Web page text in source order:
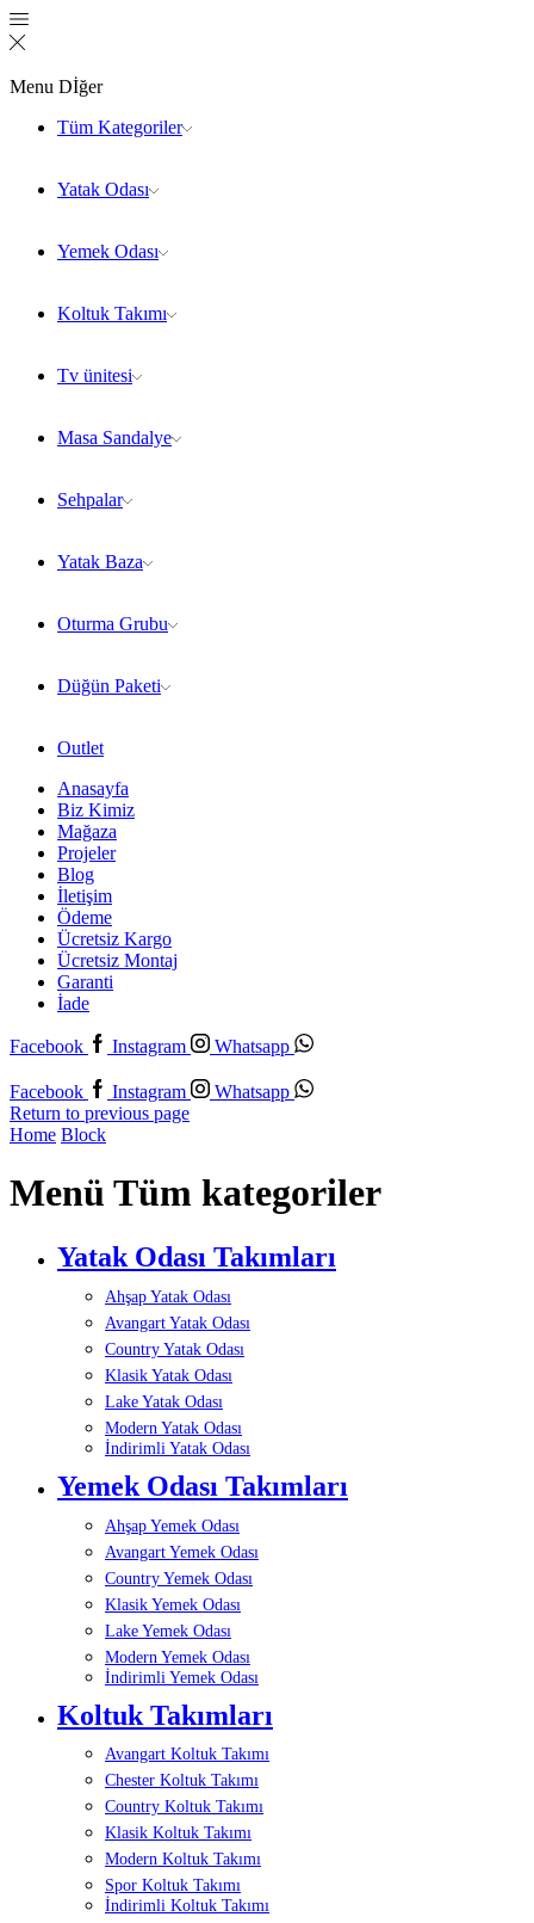
Menu Dİğer
Tüm Kategoriler
Yatak Odası
Yemek Odası
Koltuk Takımı
Tv ünitesi
Masa Sandalye
Sehpalar
Yatak Baza
Oturma Grubu
Düğün Paketi
Outlet
Anasayfa
Biz Kimiz
Mağaza
Projeler
Blog
İletişim
Ödeme
Ücretsiz Kargo
Ücretsiz Montaj
Garanti
İade
Facebook Instagram Whatsapp
Facebook Instagram
Whatsapp
Return to previous page
Home Block
Menü Tüm kategoriler
Yatak Odası Takımları
Ahşap Yatak Odası
Avangart Yatak Odası
Country Yatak Odası
Klasik Yatak Odası
Lake Yatak Odası
Modern Yatak Odası
İndirimli Yatak Odası
Yemek Odası Takımları
Ahşap Yemek Odası
Avangart Yemek Odası
Country Yemek Odası
Klasik Yemek Odası
Lake Yemek Odası
Modern Yemek Odası
İndirimli Yemek Odası
Koltuk Takımları
Avangart Koltuk Takımı
Chester Koltuk Takımı
Country Koltuk Takımı
Klasik Koltuk Takımı
Modern Koltuk Takımı
Spor Koltuk Takımı
İndirimli Koltuk Takımı